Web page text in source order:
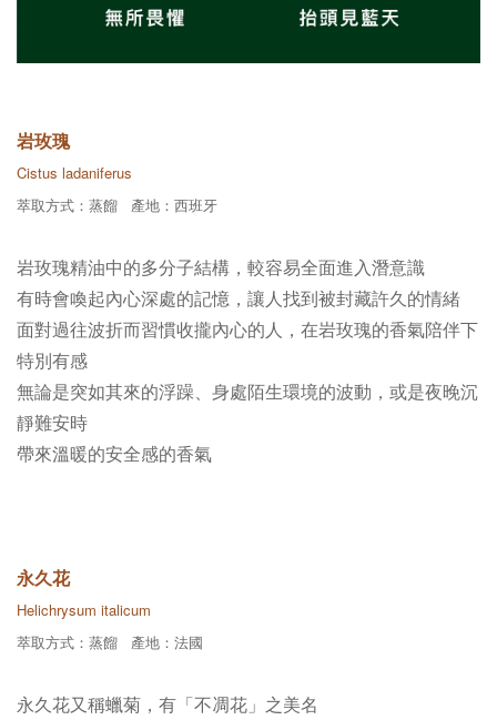
岩玫瑰
Cistus ladaniferus
萃取方式：蒸餾 產地：西班牙
岩玫瑰精油中的多分子結構，較容易全面進入潛意識
有時會喚起內心深處的記憶，讓人找到被封藏許久的情緒
面對過往波折而習慣收攏內心的人，在岩玫瑰的香氣陪伴下
特別有感
無論是突如其來的浮躁、身處陌生環境的波動，或是夜晚沉
靜難安時
帶來溫暖的安全感的香氣
永久花
Helichrysum italicum
萃取方式：蒸餾 產地：法國
永久花又稱蠟菊，有「不凋花」之美名